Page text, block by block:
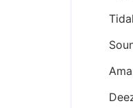
Top
Online)